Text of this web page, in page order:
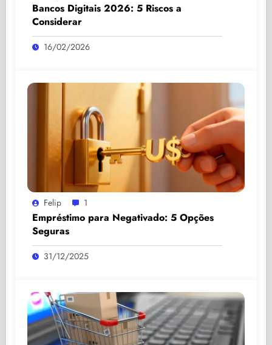
Bancos Digitais 2026: 5 Riscos a
Considerar
16/02/2026
Felip 1
Empréstimo para Negativado: 5 Opções
Seguras
31/12/2025